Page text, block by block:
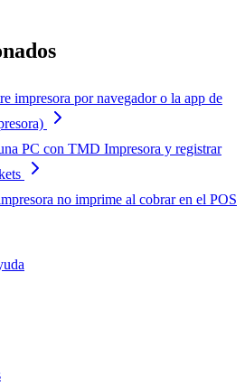
impresora por navegador o la app de
PC con TMD Impresora y registrar
no imprime al cobrar en el POS